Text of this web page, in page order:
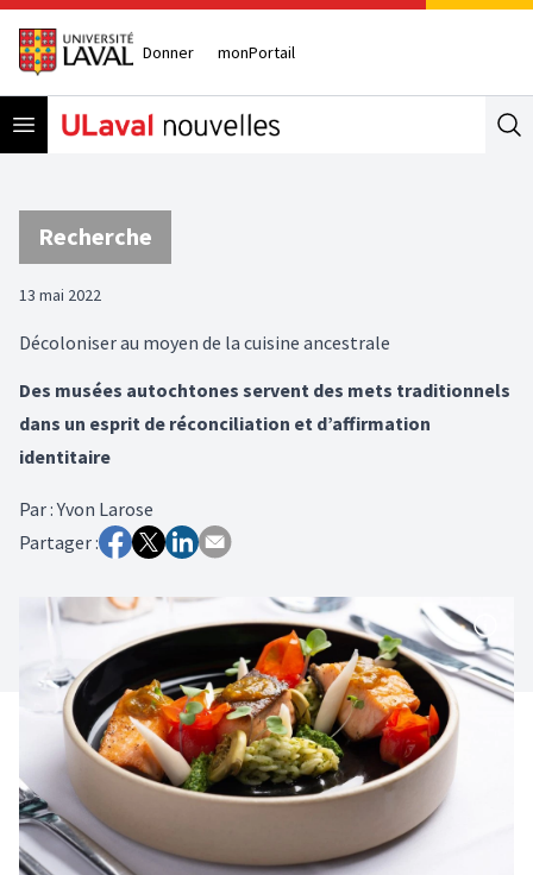
Donner monPortail
Open menu
Recherche
13 mai 2022
Décoloniser au moyen de la cuisine ancestrale
Des musées autochtones servent des mets traditionnels
dans un esprit de réconciliation et d’affirmation
identitaire
Par:Yvon Larose
Partager :